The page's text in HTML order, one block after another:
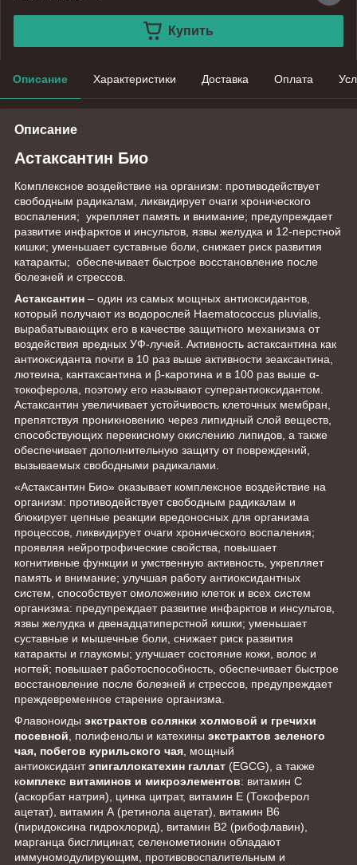
Купить
Описание Характеристики Доставка Оплата
Описание
Астаксантин Био
Комплексное воздействие на организм: противодействует
свободным радикалам, ликвидирует очаги хронического
воспаления; укрепляет память и внимание; предупреждает
развитие инфарктов и инсультов, язвы желудка и 12-перстной
кишки; уменьшает суставные боли, снижает риск развития
катаракты; обеспечивает быстрое восстановление после
болезней и стрессов.
Астаксантин – один из самых мощных антиоксидантов,
который получают из водорослей Haematococcus pluvialis,
вырабатывающих его в качестве защитного механизма от
воздействия вредных УФ-лучей. Активность астаксантина как
антиоксиданта почти в 10 раз выше активности зеаксантина,
лютеина, кантаксантина и β-каротина и в 100 раз выше α-
токоферола, поэтому его называют суперантиоксидантом.
Астаксантин увеличивает устойчивость клеточных мембран,
препятствуя проникновению через липидный слой веществ,
способствующих перекисному окислению липидов, а также
обеспечивает дополнительную защиту от повреждений,
вызываемых свободными радикалами.
«Астаксантин Био» оказывает комплексное воздействие на
организм: противодействует свободным радикалам и
блокирует цепные реакции вредоносных для организма
процессов, ликвидирует очаги хронического воспаления;
проявляя нейротрофические свойства, повышает
когнитивные функции и умственную активность, укрепляет
память и внимание; улучшая работу антиоксидантных
систем, способствует омоложению клеток и всех систем
организма: предупреждает развитие инфарктов и инсультов,
язвы желудка и двенадцатиперстной кишки; уменьшает
суставные и мышечные боли, снижает риск развития
катаракты и глаукомы; улучшает состояние кожи, волос и
ногтей; повышает работоспособность, обеспечивает быстрое
восстановление после болезней и стрессов, предупреждает
преждевременное старение организма.
Флавоноиды экстрактов солянки холмовой и гречихи
посевной, полифенолы и катехины экстрактов зеленого
чая, побегов курильского чая, мощный
антиоксидантэпигаллокатехин галлат (EGCG), а также
комплекс витаминов и микроэлементов: витамин С
(аскорбат натрия), цинка цитрат, витамин Е (Токоферол
ацетат), витамин А (ретинола ацетат), витамин В6
(пиридоксина гидрохлорид), витамин В2 (рибофлавин),
марганца бисглицинат, селенометионин обладают
иммуномодулирующим, противовоспалительным и